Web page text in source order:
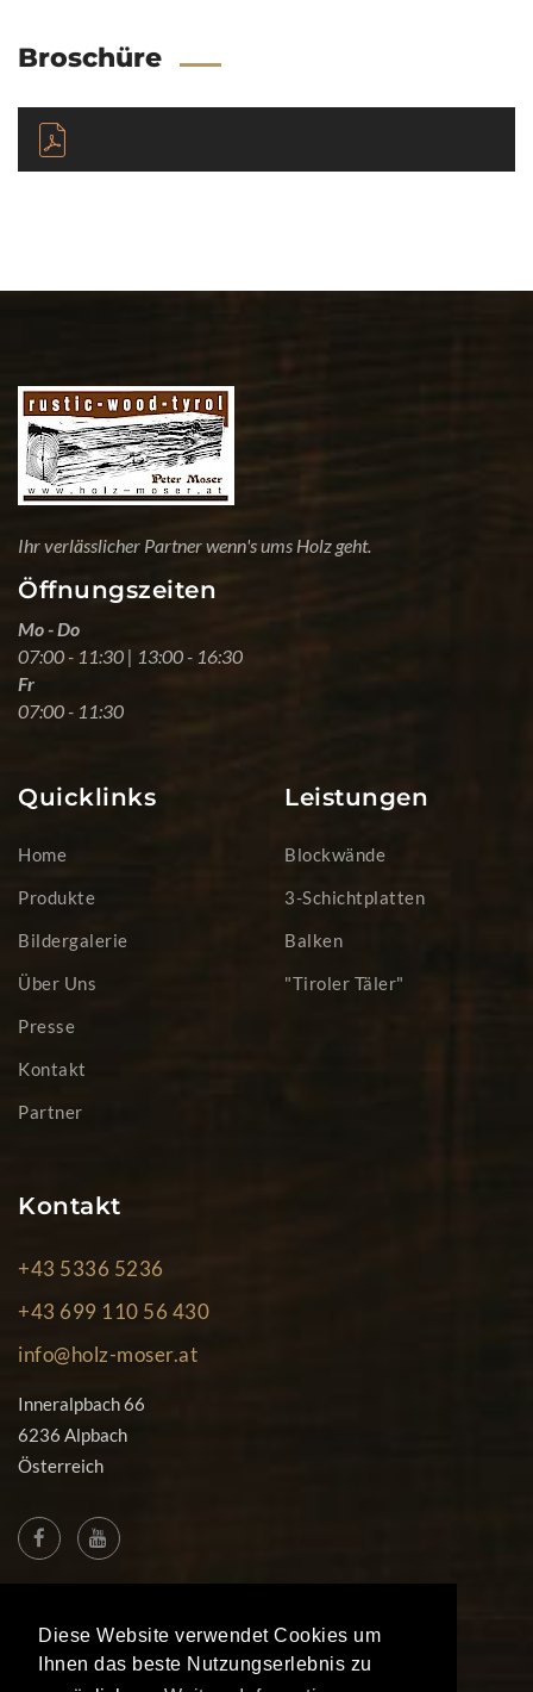
Diese Website verwendet Cookies um
Ihnen das beste Nutzungserlebnis zu
Broschüre
Ihr verlässlicher Partner wenn's ums Holz geht.
Öffnungszeiten
Mo - Do
07:00 - 11:30 | 13:00 - 16:30
Fr
07:00 - 11:30
Quicklinks
Home
Produkte
Bildergalerie
Über Uns
Presse
Kontakt
Partner
Leistungen
Blockwände
3-Schichtplatten
Balken
"Tiroler Täler"
Kontakt
+43 5336 5236
+43 699 110 56 430
info@holz-moser.at
Inneralpbach 66
6236 Alpbach
Österreich
© Copyright 2026